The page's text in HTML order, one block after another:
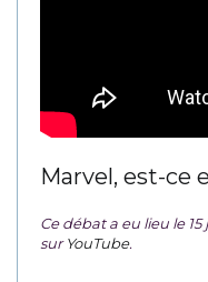
Marvel, est-ce
Ce débat a eu lieu le
surYouTube.